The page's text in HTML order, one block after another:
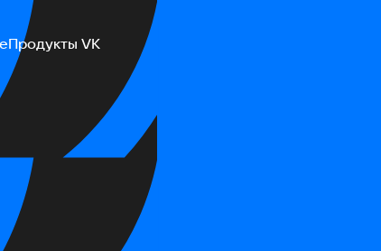
Продукты VK